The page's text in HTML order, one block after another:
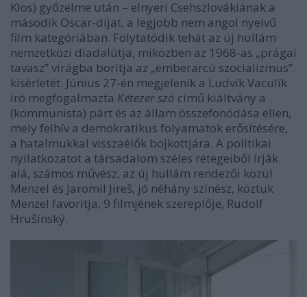
Klos) győzelme után – elnyeri Csehszlovákiának a
második Oscar-díjat, a legjobb nem angol nyelvű
film kategóriában. Folytatódik tehát az új hullám
nemzetközi diadalútja, miközben az 1968-as „prágai
tavasz” virágba borítja az „emberarcú szocializmus”
kísérletét. Június 27-én megjelenik a Ludvík Vaculík
író megfogalmazta Kétezer szó című kiáltvány a
(kommunista) párt és az állam összefonódása ellen,
mely felhív a demokratikus folyamatok erősítésére,
a hatalmukkal visszaélők bojkottjára. A politikai
nyilatkozatot a társadalom széles rétegeiből írják
alá, számos művész, az új hullám rendezői közül
Menzel és Jaromil Jireš, jó néhány színész, köztük
Menzel favoritja, 9 filmjének szereplője, Rudolf
Hrušínský.